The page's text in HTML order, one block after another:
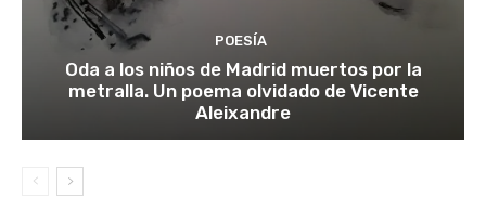
POESÍA
Oda a los niños de Madrid muertos por la
metralla. Un poema olvidado de Vicente
Aleixandre